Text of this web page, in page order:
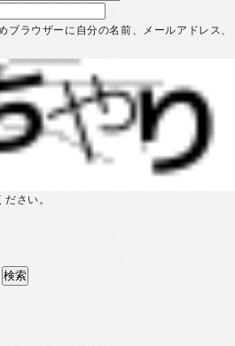
ブラウザーに自分の名前、メールアドレス、
さい。